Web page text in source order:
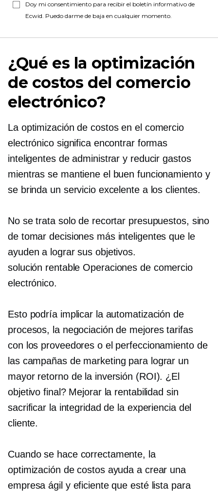
Doy mi consentimiento para recibir el boletín informativo de
Ecwid. Puedo darme de baja en cualquier momento.
¿Qué es la optimización
de costos del comercio
electrónico?
La optimización de costos en el comercio
electrónico significa encontrar formas
inteligentes de administrar y reducir gastos
mientras se mantiene el buen funcionamiento y
se brinda un servicio excelente a los clientes.
No se trata solo de recortar presupuestos, sino
de tomar decisiones más inteligentes que le
ayuden a lograr sus objetivos.
solución rentable Operaciones de comercio
electrónico.
Esto podría implicar la automatización de
procesos, la negociación de mejores tarifas
con los proveedores o el perfeccionamiento de
las campañas de marketing para lograr un
mayor retorno de la inversión (ROI). ¿El
objetivo final? Mejorar la rentabilidad sin
sacrificar la integridad de la experiencia del
cliente.
Cuando se hace correctamente, la
optimización de costos ayuda a crear una
empresa ágil y eficiente que esté lista para